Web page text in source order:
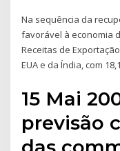
Na sequência da
favorável à economia
Receitas de
EUA e da Índia, com
15 Mai
previsão